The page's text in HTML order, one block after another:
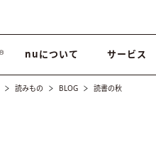
nuについて サービス
読みもの BLOG 読書の秋